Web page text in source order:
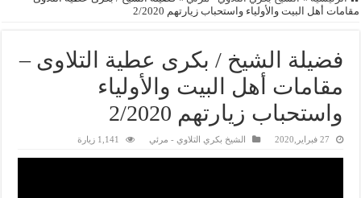
مقامات أهل البيت والأولياء واستحباب زيارتهم 2/2020
فضيلة الشيخ / بكرى عطية التلاوى –
مقامات أهل البيت والأولياء
واستحباب زيارتهم 2/2020
27 فبراير,2020 الشيخ بكري التلاوي - مرئي 1,141 زيارة